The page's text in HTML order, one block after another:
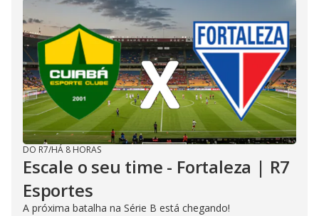
DO R7/HÁ 8 HORAS
Escale o seu time - Fortaleza | R7
Esportes
A próxima batalha na Série B está chegando!